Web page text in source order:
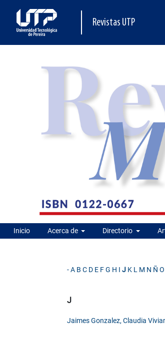
Revistas UTP
Inicio Acerca de Directorio
- A B C D E F G H I J K L M N Ñ O
J
Jaimes Gonzalez, Claudia